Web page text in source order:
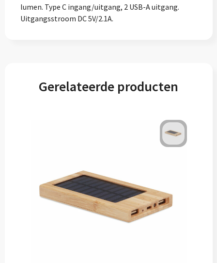
lumen. Type C ingang/uitgang, 2 USB-A uitgang.
Uitgangsstroom DC 5V/2.1A.
Gerelateerde producten